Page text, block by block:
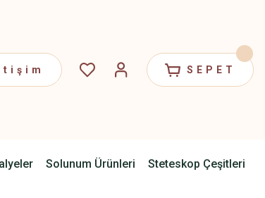
SEPET
Solunum Ürünleri Steteskop Çeşitleri